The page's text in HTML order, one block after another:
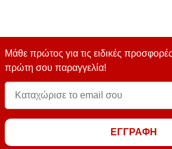
Μάθε πρώτος για τις ειδικές
πρώτη σου παραγγελία!
ΕΓΓΡΑΦΗ